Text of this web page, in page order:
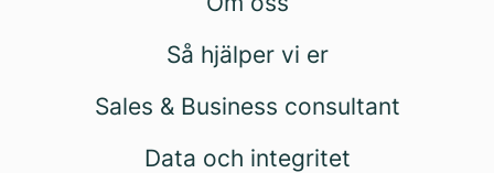
Så hjälper vi er
Sales & Business consultant
Data och integritet